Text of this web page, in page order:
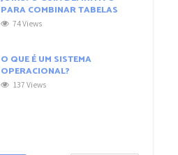
PARA COMBINAR TABELAS
74 Views
O QUE É UM SISTEMA
OPERACIONAL?
137 Views